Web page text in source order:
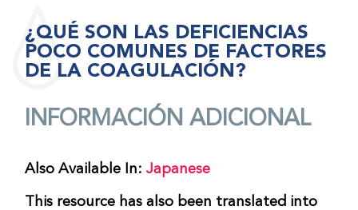
¿QUÉ SON LAS DEFICIENCIAS
POCO COMUNES DE FACTORES
DE LA COAGULACIÓN?
INFORMACIÓN ADICIONAL
Also Available In: Japanese
This resource has also been translated into